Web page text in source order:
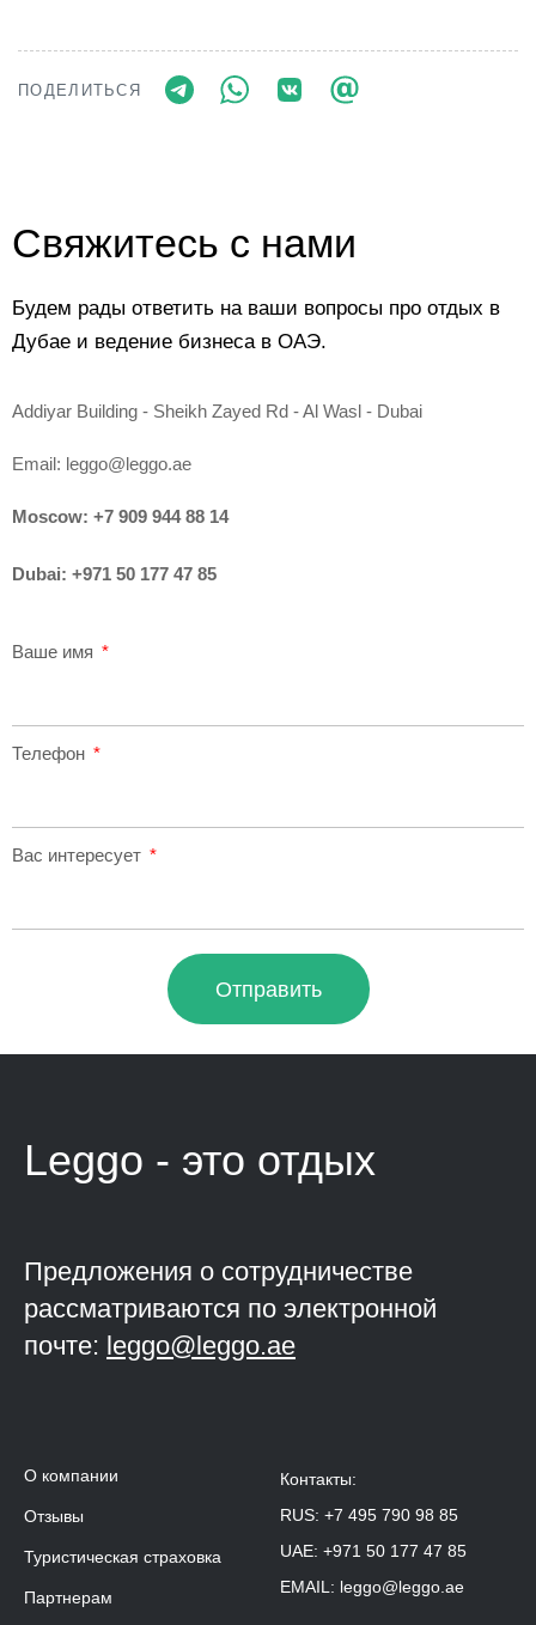
ПОДЕЛИТЬСЯ
Свяжитесь с нами
Будем рады ответить на ваши вопросы про отдых в
Дубае и ведение бизнеса в ОАЭ.
Addiyar Building - Sheikh Zayed Rd - Al Wasl - Dubai
Email: leggo@leggo.ae
Moscow: +7 909 944 88 14
Dubai: +971 50 177 47 85
Ваше имя
Телефон
Вас интересует
Отправить
Leggo - это отдых
Предложения о сотрудничестве
рассматриваются по электронной
почте: leggo@leggo.ae
О компании
Отзывы
Туристическая страховка
Партнерам
Контакты:
RUS: +7 495 790 98 85
UAE: +971 50 177 47 85
EMAIL: leggo@leggo.ae